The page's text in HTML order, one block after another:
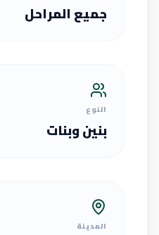
جميع المراحل
النوع
بنين وبنات
المدينة